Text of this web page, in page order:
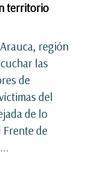
territorio
región
las
de
del
de lo
de